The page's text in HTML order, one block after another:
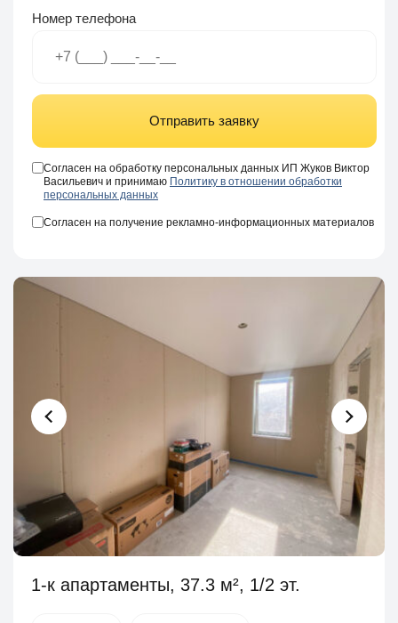
Номер телефона
Отправить заявку
Согласен на обработку персональных данных ИП Жуков Виктор
Васильевич и принимаю Политику в отношении обработки
персональных данных
Согласен на получение рекламно-информационных материалов
1-к апартаменты, 37.3 м², 1/2 эт.